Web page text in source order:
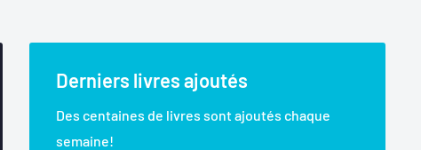
Derniers livres ajoutés
Des centaines de livres sont ajoutés chaque
semaine!